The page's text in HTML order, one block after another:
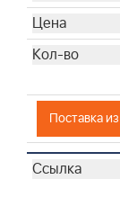
Поставка